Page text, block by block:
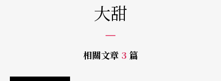
大甜
相關文章 3 篇